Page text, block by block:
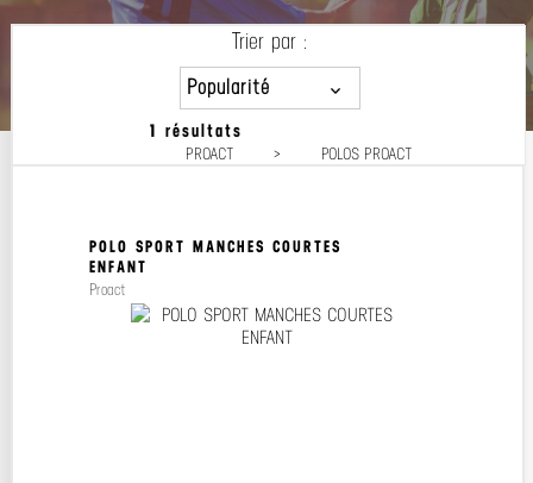
1 résultats
PROACT > POLOS PROACT
Trier par :
Popularité
Popularité
Prix décroissant
POLO SPORT MANCHES COURTES
ENFANT
Proact